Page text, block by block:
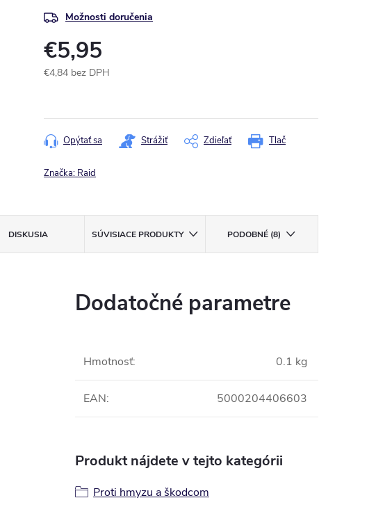
Možnosti doručenia
€5,95
€4,84 bez DPH
Tlač
Opýtať sa Strážiť Zdieľať
Značka: Raid
DISKUSIA SÚVISIACE PRODUKTY PODOBNÉ (8)
Dodatočné parametre
Hmotnosť: 0.1 kg
EAN: 5000204406603
Produkt nájdete v tejto kategórii
Proti hmyzu a škodcom